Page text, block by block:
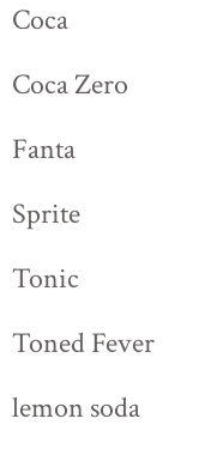
Coca
Coca Zero
Fanta
Sprite
Tonic
Toned Fever
lemon soda